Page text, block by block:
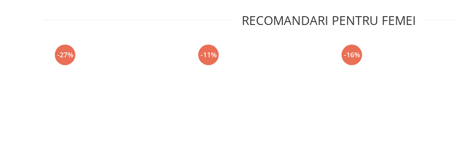
RECOMANDARI PENTRU FEMEI
-27% -11% -16%